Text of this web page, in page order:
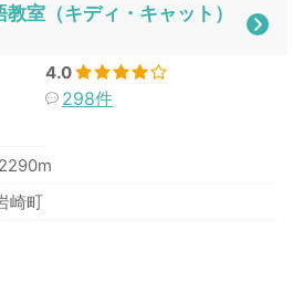
室（キディ・キャット）
4.0
298件
崎町